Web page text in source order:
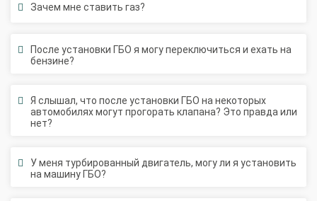
Калькулятор выгоды ГБО
Полная диагностика ГБО
Чистка и регулировка форсунок
Замена датчика давления
Замена баллона
Регистрация ГБО в ГИБДД
Зачем мне ставить газ?
После установки ГБО я могу переключиться и ехать на
бензине?
Я слышал, что после установки ГБО на некоторых
автомобилях могут прогорать клапана? Это правда или
нет?
У меня турбированный двигатель, могу ли я установить
на машину ГБО?